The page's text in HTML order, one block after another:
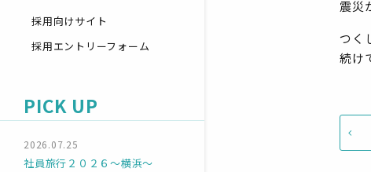
採用向けサイト
採用エントリーフォーム
PICK UP
2026.07.25
社員旅行２０２６～横浜～
震災
つく
続け